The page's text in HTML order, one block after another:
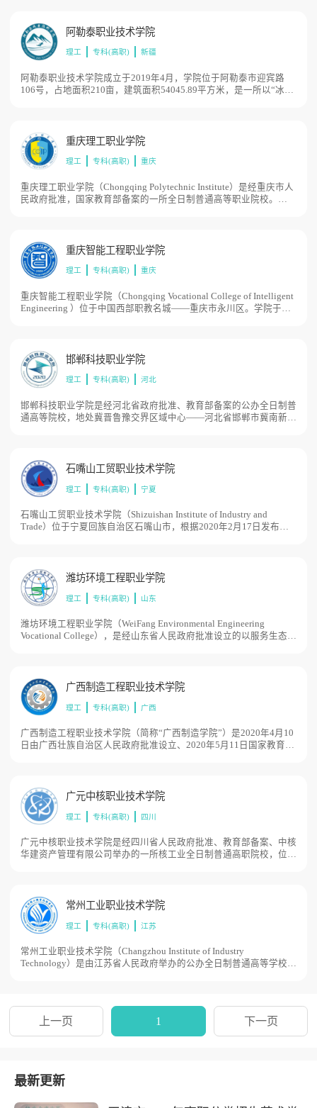
复》，正式确定学校为青岛市政府直属事业单位，学校占地509亩。
阿勒泰职业技术学院
理工 专科(高职) 新疆
阿勒泰职业技术学院成立于2019年4月，学院位于阿勒泰市迎宾路
106号，占地面积210亩，建筑面积54045.89平方米，是一所以“冰雪
重庆理工职业学院
理工 专科(高职) 重庆
重庆理工职业学院（Chongqing Polytechnic Institute）是经重庆市人
民政府批准，国家教育部备案的一所全日制普通高等职业院校。
专科教育高等学校备案名单的函》教发厅函〔2020〕22号，重庆理
工职业学院备案成立，占地面积1007亩。
重庆智能工程职业学院
理工 专科(高职) 重庆
重庆智能工程职业学院（Chongqing Vocational College of Intelligent
Engineering ）位于中国西部职教名城——重庆市永川区。学院于
联合技术创新中心围绕新技术开展应用研发与成果转化，目前学校总
体占地面积500亩。
邯郸科技职业学院
理工 专科(高职) 河北
邯郸科技职业学院是经河北省政府批准、教育部备案的公办全日制普
通高等院校，地处冀晋鲁豫交界区域中心——河北省邯郸市冀南新
石嘴山工贸职业技术学院
理工 专科(高职) 宁夏
石嘴山工贸职业技术学院（Shizuishan Institute of Industry and
Trade）位于宁夏回族自治区石嘴山市，根据2020年2月17日发布的
潍坊环境工程职业学院
理工 专科(高职) 山东
潍坊环境工程职业学院（WeiFang Environmental Engineering
Vocational College），是经山东省人民政府批准设立的以服务生态文
广西制造工程职业技术学院
理工 专科(高职) 广西
广西制造工程职业技术学院（简称“广西制造学院”）是2020年4月10
日由广西壮族自治区人民政府批准设立、2020年5月11日国家教育部
广元中核职业技术学院
理工 专科(高职) 四川
广元中核职业技术学院是经四川省人民政府批准、教育部备案、中核
华建资产管理有限公司举办的一所核工业全日制普通高职院校，位于
常州工业职业技术学院
理工 专科(高职) 江苏
常州工业职业技术学院（Changzhou Institute of Industry
Technology）是由江苏省人民政府举办的公办全日制普通高等学校，
工中等技术学校，二校合并后曾使用过常州市轻工业技术学校、常州
轻工业学校等名称，2002年6月，经江苏省人民政府批准，升格为常
州轻工职业技术学院，2018年10月，经江苏省人民政府批准，常州
上一页 1 下一页
最新更新